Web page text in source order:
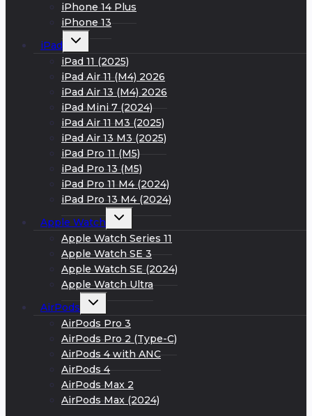
iPhone 14 Plus
iPhone 13
iPad
Развернуть
меню
iPad 11 (2025)
iPad Air 11 (M4) 2026
iPad Air 13 (M4) 2026
iPad Mini 7 (2024)
iPad Air 11 M3 (2025)
iPad Air 13 M3 (2025)
iPad Pro 11 (M5)
iPad Pro 13 (M5)
iPad Pro 11 M4 (2024)
iPad Pro 13 M4 (2024)
Apple Watch
Развернуть
меню
Apple Watch Series 11
Apple Watch SE 3
Apple Watch SE (2024)
Apple Watch Ultra
AirPods
Развернуть
меню
AirPods Pro 3
AirPods Pro 2 (Type-C)
AirPods 4 with ANC
AirPods 4
AirPods Max 2
AirPods Max (2024)